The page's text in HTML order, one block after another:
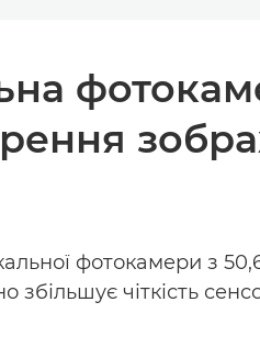
фотокамери з
збільшує чіткість